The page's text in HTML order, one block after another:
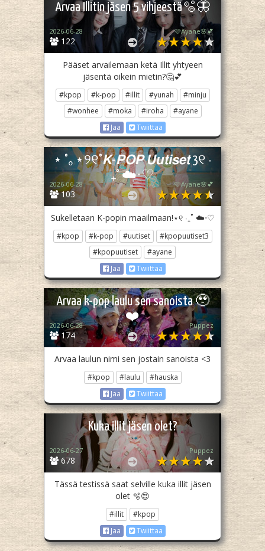
Arvaa Illitin jäsen 5 vihjeestä🫧🦋
122
2026-06-28 🩷Ayane🌸💕
Pääset arvailemaan ketä Illit yhtyeen
jäsentä oikein mietin?🤔💕
#kpop #k-pop #illit #yunah
#minju
#wonhee
#moka #iroha
#ayane
Jaa
Twiittaa
⋆ ˚｡⋆୨୧˚𝙆-𝙋𝙊𝙋 𝙐𝙪𝙩𝙞𝙨𝙚𝙩 3୧ ‧
₊˚ ☁️⋅♡
103
2026-06-28 🩷Ayane🌸💕
Sukelletaan K-popin maailmaan!⋆୧ ‧₊˚ ☁️⋅♡
#kpop #k-pop #uutiset
#kpopuutiset3
#kpopuutiset
#ayane
Jaa
Twiittaa
Arvaa k-pop laulu sen sanoista 🥹
❤️
174
2026-06-28 Puppez
Arvaa laulun nimi sen jostain sanoista <3
#kpop #laulu
#hauska
Jaa
Twiittaa
Kuka illit jäsen olet?
678
2026-06-27 Puppez
Tässä testissä saat selville kuka illit jäsen
olet 🫧😍
#illit
#kpop
Jaa
Twiittaa